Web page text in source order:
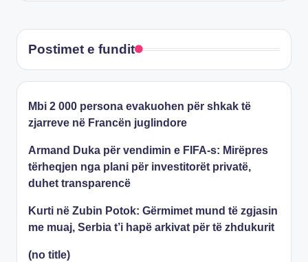
Postimet e fundit
Mbi 2 000 persona evakuohen për shkak të
zjarreve në Francën juglindore
Armand Duka për vendimin e FIFA-s: Mirëpres
tërheqjen nga plani për investitorët privatë,
duhet transparencë
Kurti në Zubin Potok: Gërmimet mund të zgjasin
me muaj, Serbia t’i hapë arkivat për të zhdukurit
(no title)